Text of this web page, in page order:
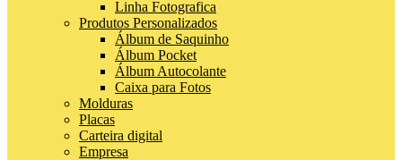
Linha Fotografica
Produtos Personalizados
Álbum de Saquinho
Álbum Pocket
Álbum Autocolante
Caixa para Fotos
Molduras
Placas
Carteira digital
Empresa